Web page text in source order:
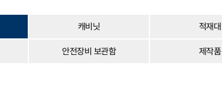
캐비닛 적재대
안전장비 보관함 제작품